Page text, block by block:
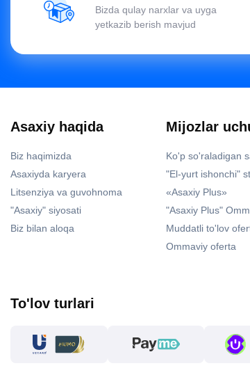
Bizda qulay narxlar va uyga
yetkazib berish mavjud
Asaxiy haqida
Biz haqimizda
Asaxiyda karyera
Litsenziya va guvohnoma
"Asaxiy" siyosati
Biz bilan aloqa
Mijozlar
Ko'p so'raladigan
"El-yurt ishonchi"
«Asaxiy Plus»
"Asaxiy Plus"
Muddatli to'lov
Ommaviy oferta
To'lov turlari